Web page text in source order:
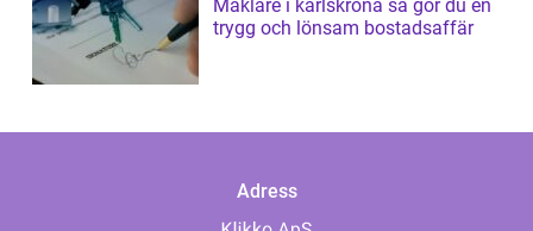
Mäklare i karlskrona så gör du en
trygg och lönsam bostadsaffär
Adress